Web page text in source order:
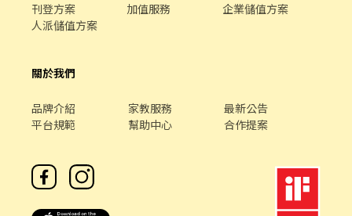
刊登方案 加值服務
企業儲值方案
人派儲值方案
關於我們
品牌介紹 家教服務
最新公告
平台規範
幫助中心 合作提案